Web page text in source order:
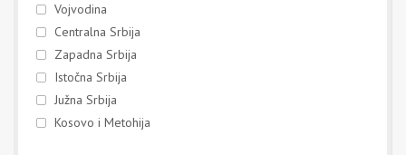
Vojvodina
Centralna Srbija
Zapadna Srbija
Istočna Srbija
Južna Srbija
Kosovo i Metohija